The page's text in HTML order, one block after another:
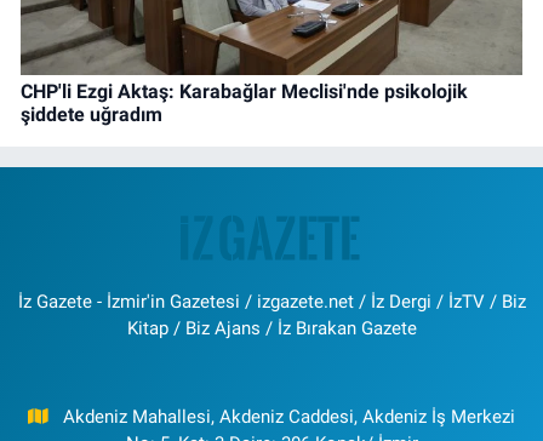
CHP'li Ezgi Aktaş: Karabağlar Meclisi'nde psikolojik
şiddete uğradım
İz Gazete - İzmir'in Gazetesi / izgazete.net / İz Dergi / İzTV / Biz
Kitap / Biz Ajans / İz Bırakan Gazete
Akdeniz Mahallesi, Akdeniz Caddesi, Akdeniz İş Merkezi